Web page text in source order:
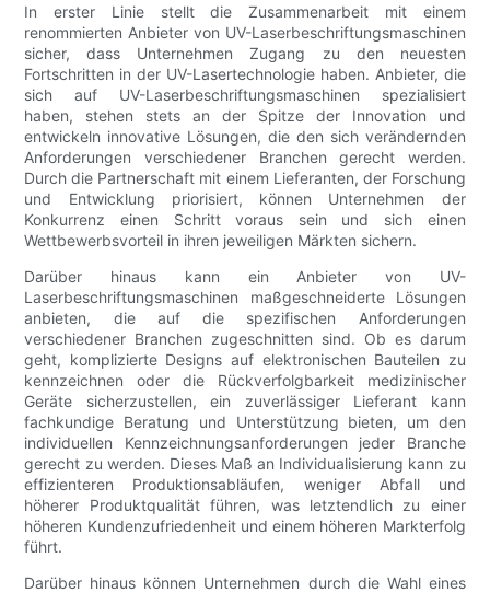
In erster Linie stellt die Zusammenarbeit mit einem
renommierten Anbieter von UV-Laserbeschriftungsmaschinen
sicher, dass Unternehmen Zugang zu den neuesten
Fortschritten in der UV-Lasertechnologie haben. Anbieter, die
sich auf UV-Laserbeschriftungsmaschinen spezialisiert
haben, stehen stets an der Spitze der Innovation und
entwickeln innovative Lösungen, die den sich verändernden
Anforderungen verschiedener Branchen gerecht werden.
Durch die Partnerschaft mit einem Lieferanten, der Forschung
und Entwicklung priorisiert, können Unternehmen der
Konkurrenz einen Schritt voraus sein und sich einen
Wettbewerbsvorteil in ihren jeweiligen Märkten sichern.
Darüber hinaus kann ein Anbieter von UV-
Laserbeschriftungsmaschinen maßgeschneiderte Lösungen
anbieten, die auf die spezifischen Anforderungen
verschiedener Branchen zugeschnitten sind. Ob es darum
geht, komplizierte Designs auf elektronischen Bauteilen zu
kennzeichnen oder die Rückverfolgbarkeit medizinischer
Geräte sicherzustellen, ein zuverlässiger Lieferant kann
fachkundige Beratung und Unterstützung bieten, um den
individuellen Kennzeichnungsanforderungen jeder Branche
gerecht zu werden. Dieses Maß an Individualisierung kann zu
effizienteren Produktionsabläufen, weniger Abfall und
höherer Produktqualität führen, was letztendlich zu einer
höheren Kundenzufriedenheit und einem höheren Markterfolg
führt.
Darüber hinaus können Unternehmen durch die Wahl eines